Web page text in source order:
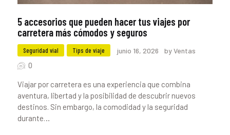
5 accesorios que pueden hacer tus viajes por
carretera más cómodos y seguros
Seguridad vial Tips de viaje junio 16, 2026 by Ventas
0
Viajar por carretera es una experiencia que combina
aventura, libertad y la posibilidad de descubrir nuevos
destinos. Sin embargo, la comodidad y la seguridad
durante…